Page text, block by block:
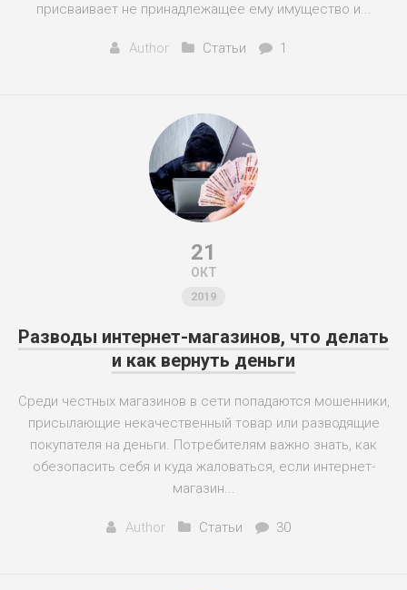
присваивает не принадлежащее ему имущество и...
Author Статьи 1
21
ОКТ
2019
Разводы интернет-магазинов, что делать
и как вернуть деньги
Среди честных магазинов в сети попадаются мошенники,
присылающие некачественный товар или разводящие
покупателя на деньги. Потребителям важно знать, как
обезопасить себя и куда жаловаться, если интернет-
магазин...
Author Статьи 30